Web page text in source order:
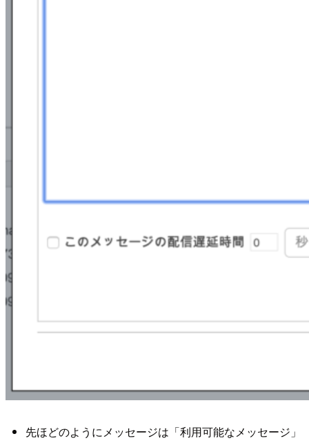
先ほどのようにメッセージは「利用可能なメッセージ」